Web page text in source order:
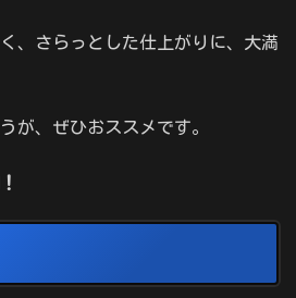
、さらっとした仕上がりに、大満
が、ぜひおススメです。